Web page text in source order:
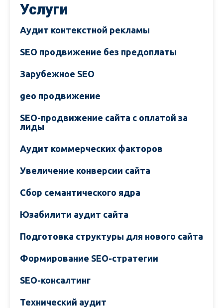
Услуги
Аудит контекстной рекламы
SEO продвижение без предоплаты
Зарубежное SEO
geo продвижение
SEO-продвижение сайта с оплатой за
лиды
Аудит коммерческих факторов
Увеличение конверсии сайта
Сбор семантического ядра
Юзабилити аудит сайта
Подготовка структуры для нового сайта
Формирование SEO-стратегии
SEO-консалтинг
Технический аудит